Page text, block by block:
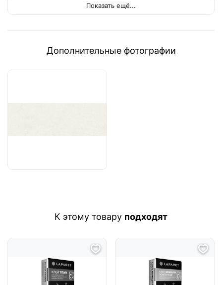
Показать ещё...
Дополнительные фотографии
К этому товару подходят